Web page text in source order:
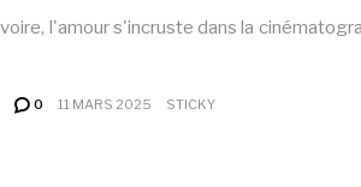
l'amour s'incruste dans la
0 11 MARS 2025 STICKY